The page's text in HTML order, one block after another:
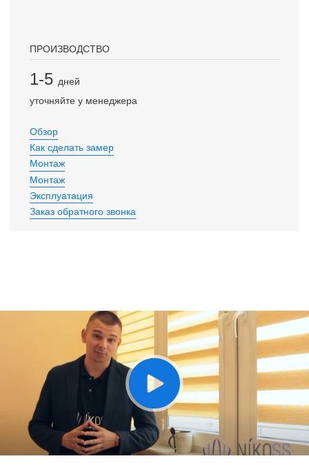
ПРОИЗВОДСТВО
1-5 дней
уточняйте у менеджера
Обзор
Как сделать замер
Монтаж
Монтаж
Эксплуатация
Заказ обратного звонка